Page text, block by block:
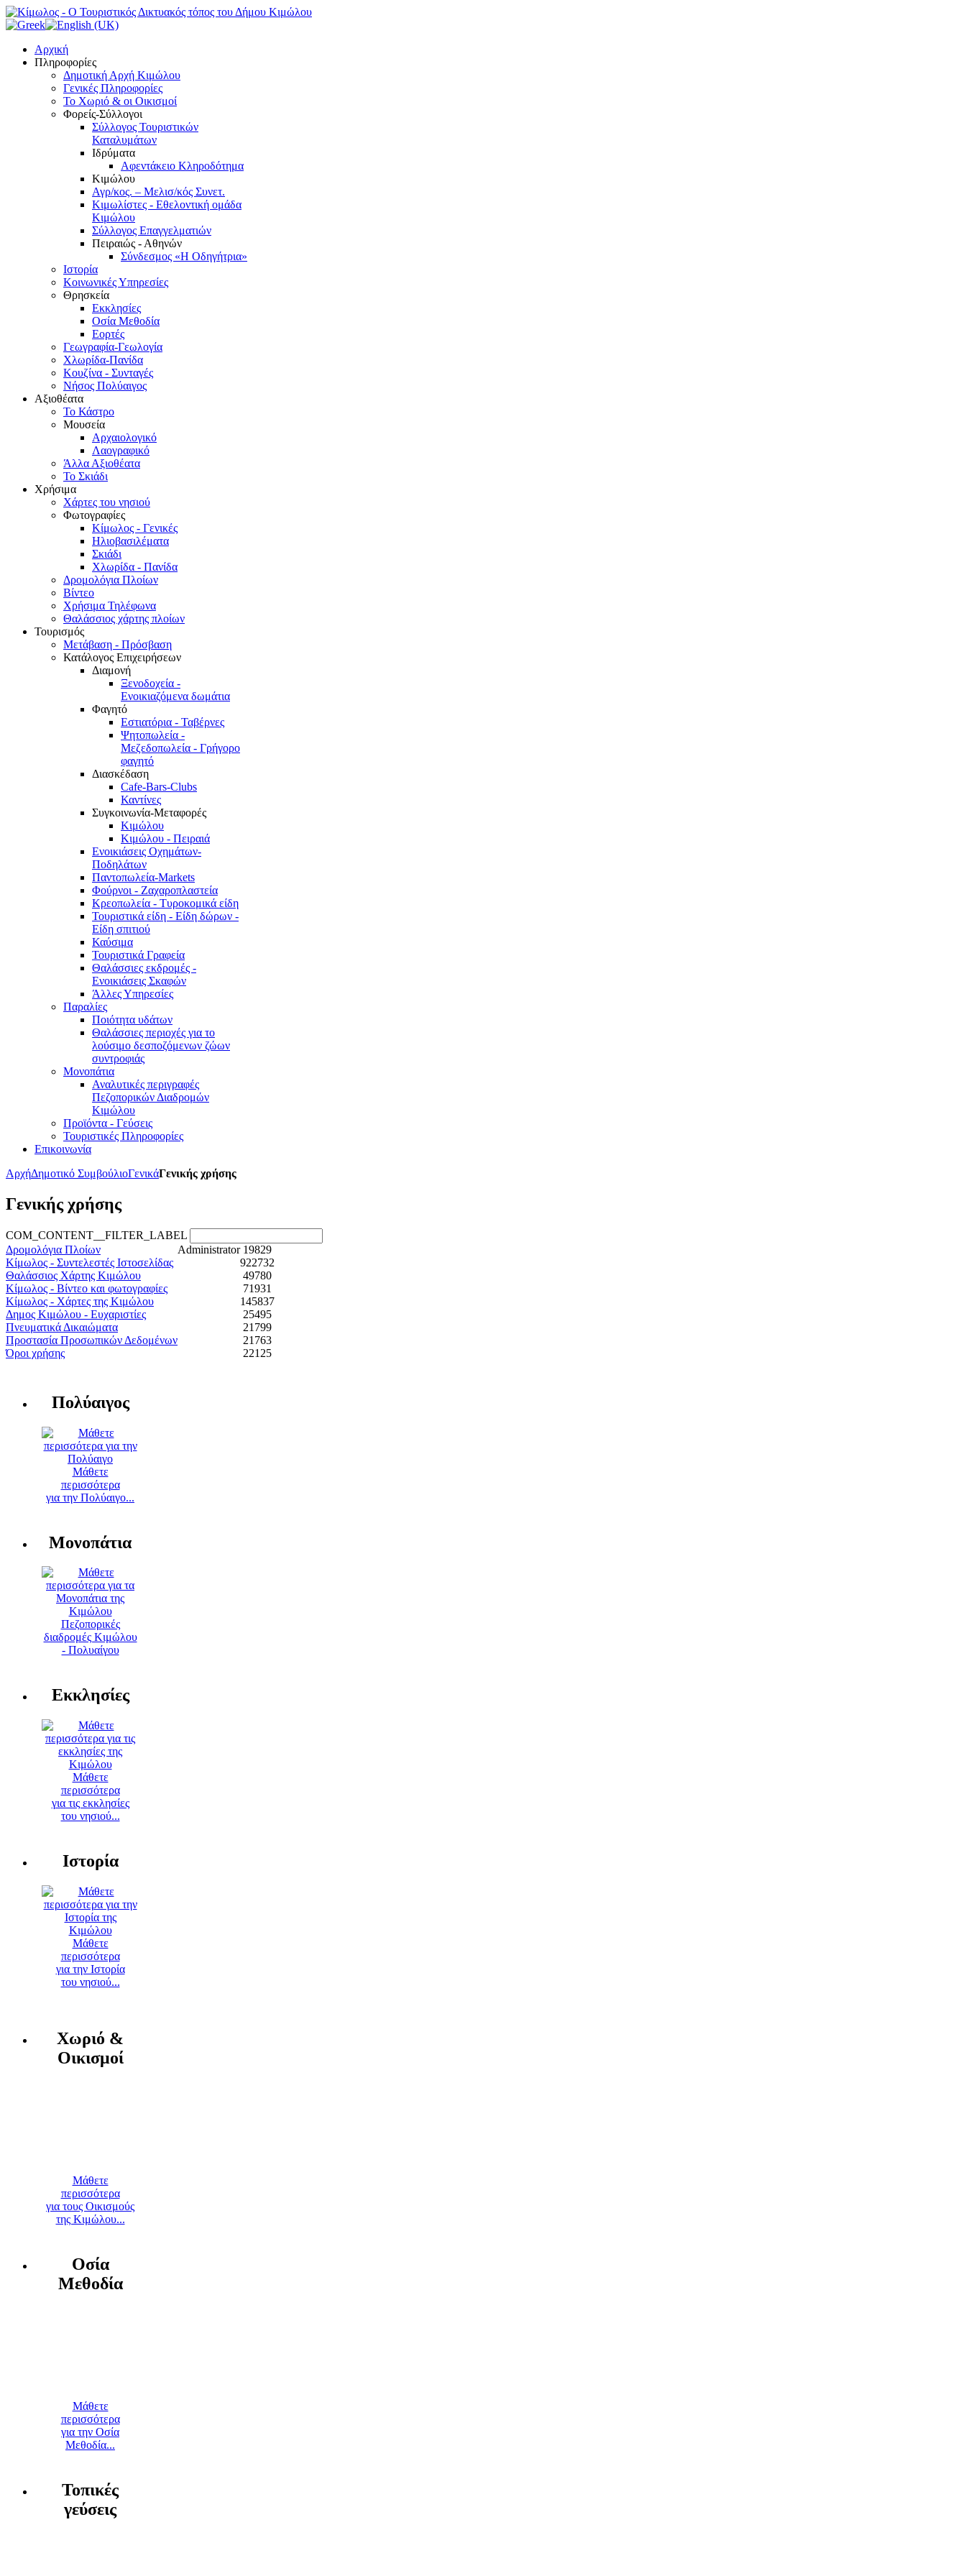
Αρχική
Πληροφορίες
Δημοτική Αρχή Κιμώλου
Γενικές Πληροφορίες
Το Xωριό & οι Οικισμοί
Φορείς-Σύλλογοι
Σύλλογος Τουριστικών
Καταλυμάτων
Ιδρύματα
Αφεντάκειο Κληροδότημα
Κιμώλου
Αγρ/κος. – Μελισ/κός Συνετ.
Κιμωλίστες - Εθελοντική ομάδα
Κιμώλου
Σύλλογος Επαγγελματιών
Πειραιώς - Αθηνών
Σύνδεσμος «Η Οδηγήτρια»
Ιστορία
Κοινωνικές Υπηρεσίες
Θρησκεία
Εκκλησίες
Οσία Μεθοδία
Εορτές
Γεωγραφία-Γεωλογία
Χλωρίδα-Πανίδα
Κουζίνα - Συνταγές
Νήσος Πολύαιγος
Αξιοθέατα
Το Κάστρο
Μουσεία
Αρχαιολογικό
Λαογραφικό
Άλλα Αξιοθέατα
Το Σκιάδι
Χρήσιμα
Χάρτες του νησιού
Φωτογραφίες
Κίμωλος - Γενικές
Ηλιοβασιλέματα
Σκιάδι
Χλωρίδα - Πανίδα
Δρομολόγια Πλοίων
Βίντεο
Χρήσιμα Τηλέφωνα
Θαλάσσιος χάρτης πλοίων
Τουρισμός
Μετάβαση - Πρόσβαση
Κατάλογος Επιχειρήσεων
Διαμονή
Ξενοδοχεία -
Ενοικιαζόμενα δωμάτια
Φαγητό
Εστιατόρια - Ταβέρνες
Ψητοπωλεία -
Μεζεδοπωλεία - Γρήγορο
φαγητό
Διασκέδαση
Cafe-Bars-Clubs
Καντίνες
Συγκοινωνία-Μεταφορές
Κιμώλου
Κιμώλου - Πειραιά
Ενοικιάσεις Οχημάτων-
Ποδηλάτων
Παντοπωλεία-Markets
Φούρνοι - Ζαχαροπλαστεία
Κρεοπωλεία - Τυροκομικά είδη
Τουριστικά είδη - Είδη δώρων -
Είδη σπιτιού
Καύσιμα
Τουριστικά Γραφεία
Θαλάσσιες εκδρομές -
Ενοικιάσεις Σκαφών
Άλλες Υπηρεσίες
Παραλίες
Ποιότητα υδάτων
Θαλάσσιες περιοχές για το
λούσιμο δεσποζόμενων ζώων
συντροφιάς
Μονοπάτια
Αναλυτικές περιγραφές
Πεζοπορικών Διαδρομών
Κιμώλου
Προϊόντα - Γεύσεις
Τουριστικές Πληροφορίες
Επικοινωνία
ΑρχήΔημοτικό ΣυμβούλιοΓενικάΓενικής χρήσης
Γενικής χρήσης
COM_CONTENT__FILTER_LABEL
Δρομολόγια Πλοίων
Administrator 19829
Κίμωλος - Συντελεστές Ιστοσελίδας
922732
Θαλάσσιος Χάρτης Κιμώλου
49780
Κίμωλος - Βίντεο και φωτογραφίες
71931
Κίμωλος - Χάρτες της Κιμώλου
145837
Δημος Κιμώλου - Ευχαριστίες
25495
Πνευματικά Δικαιώματα
21799
Προστασία Προσωπικών Δεδομένων
21763
Όροι χρήσης
22125
Πολύαιγος
Μάθετε
περισσότερα
για την Πολύαιγο...
Μονοπάτια
Πεζοπορικές
διαδρομές Κιμώλου
- Πολυαίγου
Εκκλησίες
Μάθετε
περισσότερα
για τις εκκλησίες
του νησιού...
Ιστορία
Μάθετε
περισσότερα
για την Ιστορία
του νησιού...
Χωριό &
Οικισμοί
Μάθετε
περισσότερα
για τους Οικισμούς
της Κιμώλου...
Οσία
Μεθοδία
Μάθετε
περισσότερα
για την Οσία
Μεθοδία...
Τοπικές
γεύσεις